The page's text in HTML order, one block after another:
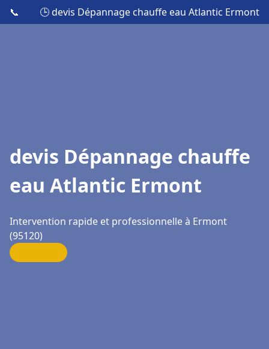
📞 🕒 devis Dépannage chauffe eau Atlantic Ermont
devis Dépannage chauffe
eau Atlantic Ermont
Intervention rapide et professionnelle à Ermont
(95120)